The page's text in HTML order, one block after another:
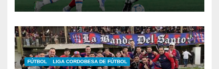
FÚTBOL LIGA CORDOBESA DE FÚTBOL